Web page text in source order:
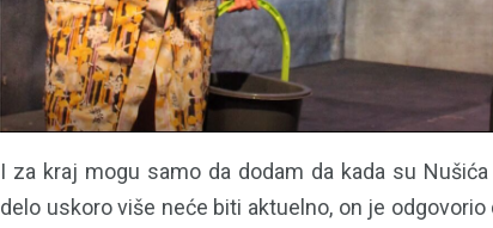
I za kraj mogu samo da dodam da kada su
delo uskoro više neće biti aktuelno, on je